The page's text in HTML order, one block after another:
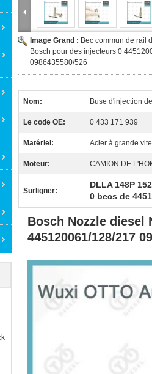
Image Grand : Bec commun de rail
Bosch pour des injecteurs 0
0986435580/526
Nom: Buse d'injection
Le code OE: 0 433 171 939
Matériel: Acier à grande
Moteur: CAMION DE
Surligner:
DLLA 148P
0 becs de
Bosch Nozzle diesel
445120061/128/217